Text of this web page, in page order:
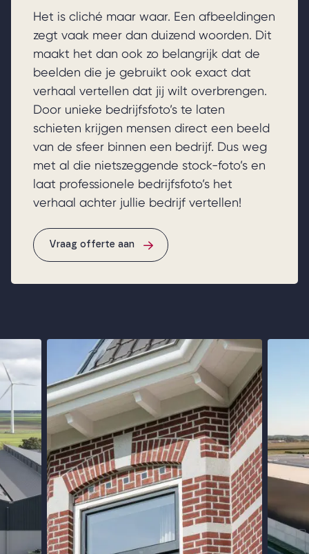
Het is cliché maar waar. Een afbeeldingen
zegt vaak meer dan duizend woorden. Dit
maakt het dan ook zo belangrijk dat de
beelden die je gebruikt ook exact dat
verhaal vertellen dat jij wilt overbrengen.
Door unieke bedrijfsfoto’s te laten
schieten krijgen mensen direct een beeld
van de sfeer binnen een bedrijf. Dus weg
met al die nietszeggende stock-foto’s en
laat professionele bedrijfsfoto’s het
verhaal achter jullie bedrijf vertellen!
Vraag offerte aan